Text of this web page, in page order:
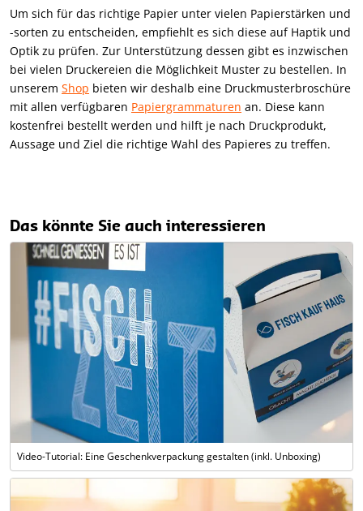
Um sich für das richtige Papier unter vielen Papierstärken und
-sorten zu entscheiden, empfiehlt es sich diese auf Haptik und
Optik zu prüfen. Zur Unterstützung dessen gibt es inzwischen
bei vielen Druckereien die Möglichkeit Muster zu bestellen. In
unserem Shop bieten wir deshalb eine Druckmusterbroschüre
mit allen verfügbaren Papiergrammaturen an. Diese kann
kostenfrei bestellt werden und hilft je nach Druckprodukt,
Aussage und Ziel die richtige Wahl des Papieres zu treffen.
Das könnte Sie auch interessieren
Video-Tutorial: Eine Geschenkverpackung gestalten (inkl. Unboxing)